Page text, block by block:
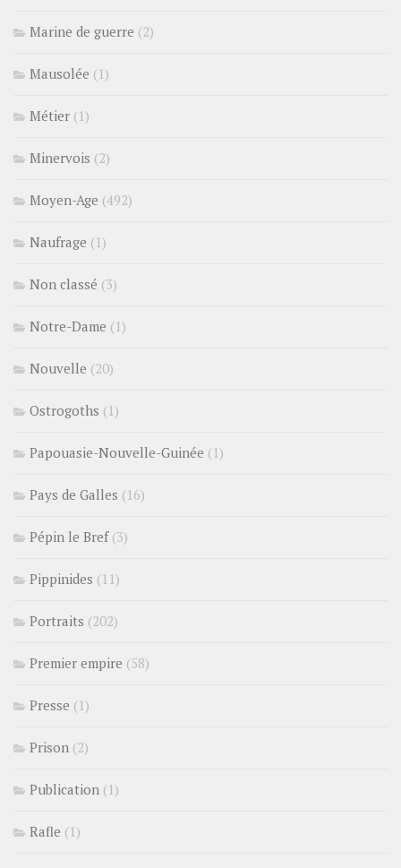
Marine de guerre (2)
Mausolée (1)
Métier (1)
Minervois (2)
Moyen-Age (492)
Naufrage (1)
Non classé (3)
Notre-Dame (1)
Nouvelle (20)
Ostrogoths (1)
Papouasie-Nouvelle-Guinée (1)
Pays de Galles (16)
Pépin le Bref(3)
Pippinides (11)
Portraits (202)
Premier empire (58)
Presse (1)
Prison (2)
Publication (1)
Rafle (1)